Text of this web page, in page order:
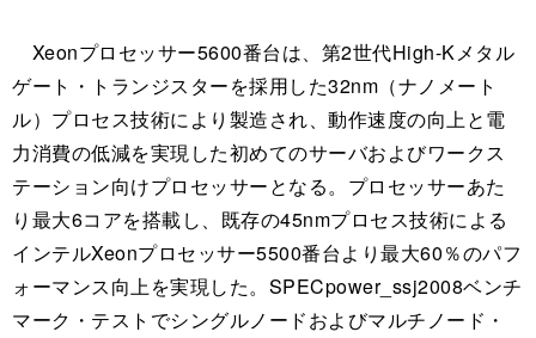
Xeonプロセッサー5600番台は、第2世代High-Kメタル
ゲート・トランジスターを採用した32nm（ナノメート
ル）プロセス技術により製造され、動作速度の向上と電
力消費の低減を実現した初めてのサーバおよびワークス
テーション向けプロセッサーとなる。プロセッサーあた
り最大6コアを搭載し、既存の45nmプロセス技術による
インテルXeonプロセッサー5500番台より最大60％のパフ
ォーマンス向上を実現した。SPECpower_ssj2008ベンチ
マーク・テストでシングルノードおよびマルチノード・